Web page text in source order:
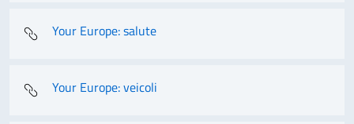
Your Europe: salute
Your Europe: veicoli